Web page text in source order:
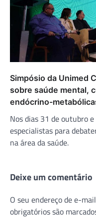
Simpósio da Unimed
sobre saúde mental,
endócrino-
Nos dias 31 de outubro
especialistas para
na área da saúde.
Deixe um comentário
O seu endereço de e-
obrigatórios são